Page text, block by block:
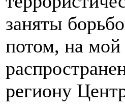
заняты
потом, на мой
региону